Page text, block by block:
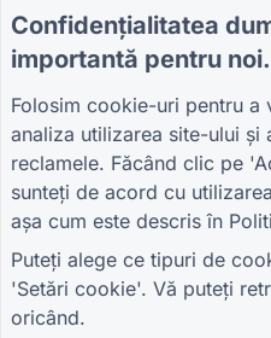
Formular de cerere de
Formular de implicare a
ALĂTURAȚI-VĂ COMUNITĂȚII
GHIDURI
Centrul de ajutor
Blog
TIGER FORM Ghid
COMPANIE
Despre noi
Confidențialitatea
importantă pentru noi.
Folosim cookie-uri pentru a
analiza utilizarea site-ului și
reclamele. Făcând clic pe
sunteți de acord cu
așa cum este descris în
Puteți alege ce tipuri de
'Setări cookie'. Vă puteți
oricând.